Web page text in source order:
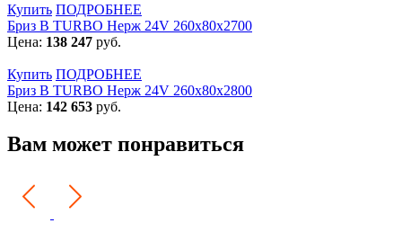
Купить ПОДРОБНЕЕ
Бриз В TURBO Нерж 24V 260х80х2700
Цена: 138 247 руб.
Купить ПОДРОБНЕЕ
Бриз В TURBO Нерж 24V 260х80х2800
Цена: 142 653 руб.
Вам может понравиться